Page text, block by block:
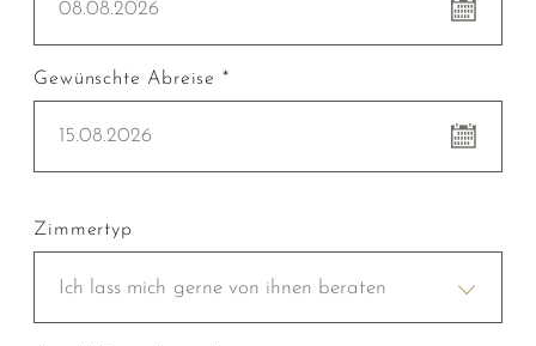
08.08.2026
Gewünschte Abreise *
15.08.2026
Zimmertyp
Ich lass mich gerne von ihnen beraten